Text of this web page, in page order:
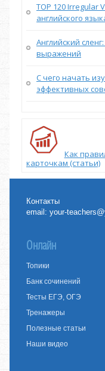
TOP 120 Irregular
английского
Английский
выражений
С чего начать
эффективных
Как
карточкам (статьи)
Контакты
email:your-
Онлайн
Топики
Банк сочинений
Тесты ЕГЭ, ОГЭ
Тренажеры
Полезные статьи
Наши видео